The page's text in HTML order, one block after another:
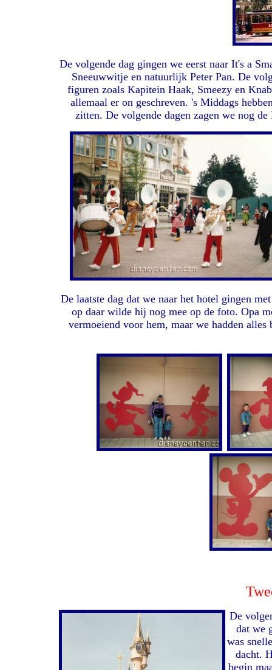
De volgende dag gingen we eerst naar It's a
Sneeuwwitje en natuurlijk Peter Pan. De
figuren zoals Kapitein Haak, Smeezy en
allemaal er on geschreven. 's Middags
zitten. De volgende dagen zagen we nog
De laatste dag dat we naar het hotel gingen
op daar wilde hij nog mee op de foto. Opa
vermoeiend voor hem, maar we hadden
De
dat we
was
dacht.
begin